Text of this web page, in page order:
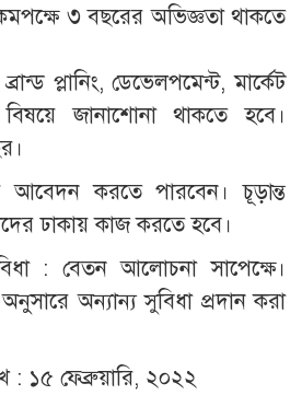
কমপক্ষে ৩ বছরের অভিজ্ঞতা থাকতে
প্লানিং, ডেভেলপমেন্ট, মার্কেট
বিষয়ে জানাশোনা থাকতে হবে।
করতে পারবেন। চূড়ান্ত
ঢাকায় কাজ করতে হবে।
: বেতন আলোচনা সাপেক্ষে।
অন্যান্য সুবিধা প্রদান করা
: ১৫ ফেব্রুয়ারি, ২০২২